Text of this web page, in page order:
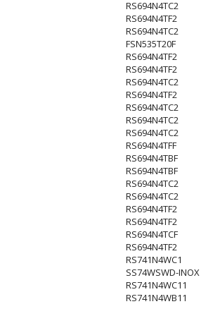
RS694N4TC2
RS694N4TF2
RS694N4TC2
FSN535T20F
RS694N4TF2
RS694N4TF2
RS694N4TC2
RS694N4TF2
RS694N4TC2
RS694N4TC2
RS694N4TC2
RS694N4TFF
RS694N4TBF
RS694N4TBF
RS694N4TC2
RS694N4TC2
RS694N4TF2
RS694N4TF2
RS694N4TCF
RS694N4TF2
RS741N4WC1
SS74WSWD-INOX
RS741N4WC11
RS741N4WB11